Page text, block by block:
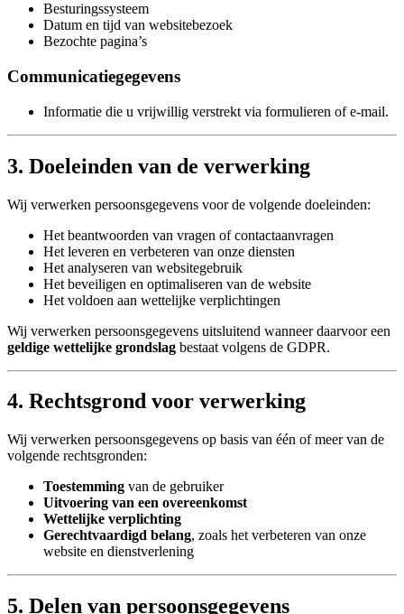
Besturingssysteem
Datum en tijd van websitebezoek
Bezochte pagina’s
Communicatiegegevens
Informatie die u vrijwillig verstrekt via formulieren of e-mail.
3. Doeleinden van de verwerking
Wij verwerken persoonsgegevens voor de volgende doeleinden:
Het beantwoorden van vragen of contactaanvragen
Het leveren en verbeteren van onze diensten
Het analyseren van websitegebruik
Het beveiligen en optimaliseren van de website
Het voldoen aan wettelijke verplichtingen
Wij verwerken persoonsgegevens uitsluitend wanneer daarvoor een
geldige wettelijke grondslag bestaat volgens de GDPR.
4. Rechtsgrond voor verwerking
Wij verwerken persoonsgegevens op basis van één of meer van de
volgende rechtsgronden:
Toestemming van de gebruiker
Uitvoering van een overeenkomst
Wettelijke verplichting
Gerechtvaardigd belang, zoals het verbeteren van onze
website en dienstverlening
5. Delen van persoonsgegevens